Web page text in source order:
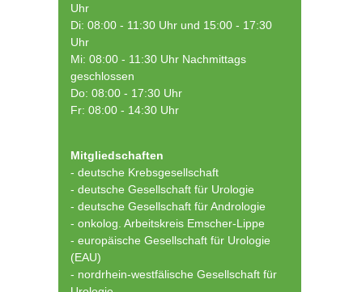
Uhr
Di: 08:00 - 11:30 Uhr und 15:00 - 17:30
Uhr
Mi: 08:00 - 11:30 Uhr Nachmittags
geschlossen
Do: 08:00 - 17:30 Uhr
Fr: 08:00 - 14:30 Uhr
Mitgliedschaften
- deutsche Krebsgesellschaft
- deutsche Gesellschaft für Urologie
- deutsche Gesellschaft für Andrologie
- onkolog. Arbeitskreis Emscher-Lippe
- europäische Gesellschaft für Urologie
(EAU)
- nordrhein-westfälische Gesellschaft für